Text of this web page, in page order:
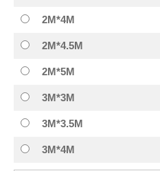
2M*4M
2M*4.5M
2M*5M
3M*3M
3M*3.5M
3M*4M